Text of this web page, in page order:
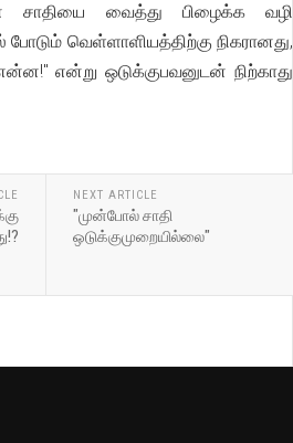
சாதியை வைத்து பிழைக்க வழி
போடும் வெள்ளாளியத்திற்கு நிகரானது,
என்று ஒடுக்குபவனுடன் நிற்காது
NEXT ARTICLE
"முன்போல் சாதி
ஒடுக்குமுறையில்லை"